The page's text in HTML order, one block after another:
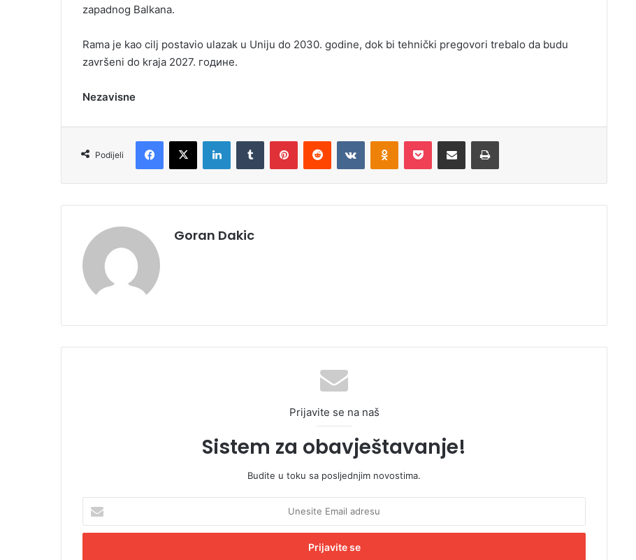
zapadnog Balkana.
Rama je kao cilj postavio ulazak u Uniju do 2030. godine, dok bi tehnički pregovori trebalo da budu
završeni do kraja 2027. године.
Nezavisne
Podijeli
Goran Dakic
Prijavite se na naš
Sistem za obavještavanje!
Budite u toku sa posljednjim novostima.
e